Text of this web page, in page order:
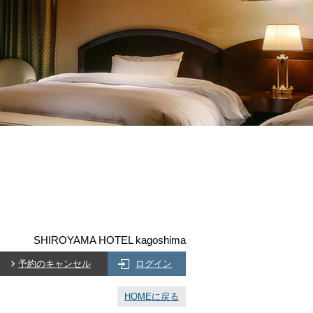
SHIROYAMA HOTEL kagoshima
予約のキャンセル ログイン
HOMEに戻る